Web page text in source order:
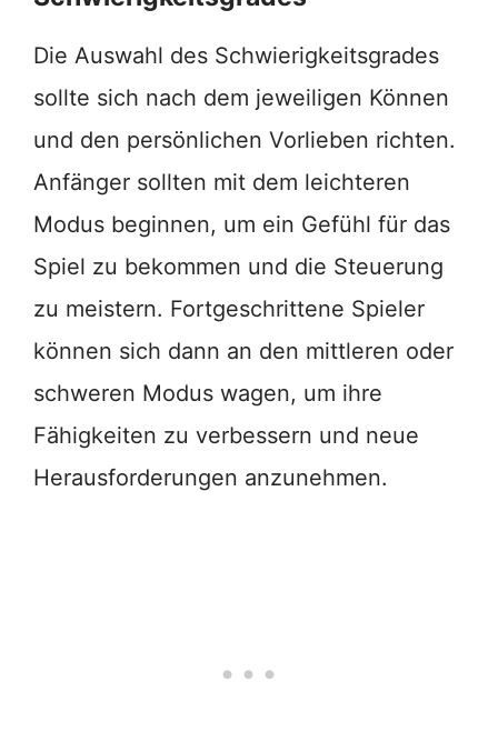
Die Auswahl des Schwierigkeitsgrades
sollte sich nach dem jeweiligen Können
und den persönlichen Vorlieben richten.
Anfänger sollten mit dem leichteren
Modus beginnen, um ein Gefühl für das
Spiel zu bekommen und die Steuerung
zu meistern. Fortgeschrittene Spieler
können sich dann an den mittleren oder
schweren Modus wagen, um ihre
Fähigkeiten zu verbessern und neue
Herausforderungen anzunehmen.